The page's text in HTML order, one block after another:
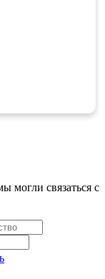
могли связаться с